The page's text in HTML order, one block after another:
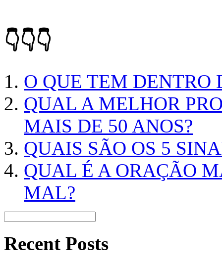
👇👇👇
O QUE TEM DENTRO
QUAL A MELHOR
MAIS DE 50 ANOS?
QUAIS SÃO OS 5
QUAL É A ORAÇÃO
MAL?
Recent Posts